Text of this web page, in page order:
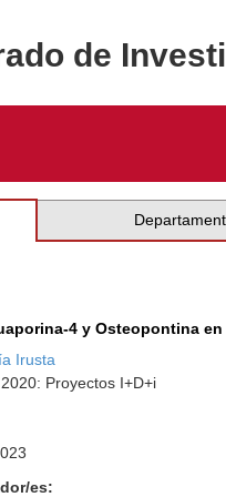
de
4 y Osteopontina
Irusta
Proyectos I+D+i
es: